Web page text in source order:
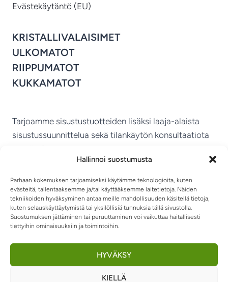
Hallinnoi suostumusta
Parhaan kokemuksen tarjoamiseksi käytämme teknologioita, kuten
evästeitä, tallentaaksemme ja/tai käyttääksemme laitetietoja. Näiden
tekniikoiden hyväksyminen antaa meille mahdollisuuden käsitellä tietoja,
kuten selauskäyttäytymistä tai yksilöllisiä tunnuksia tällä sivustolla.
Suostumuksen jättäminen tai peruuttaminen voi vaikuttaa haitallisesti
tiettyihin ominaisuuksiin ja toimintoihin.
HYVÄKSY
KIELLÄ
Evästekäytäntö (EU)
KRISTALLIVALAISIMET
ULKOMATOT
RIIPPUMATOT
KUKKAMATOT
Tarjoamme sisustustuotteiden lisäksi laaja-alaista
sisustussuunnittelua sekä tilankäytön konsultaatiota
MIKKELIN VITRIINI KY
TIETOSUOJASELOSTE
RIIPPUMATOT JA -TUOLIT